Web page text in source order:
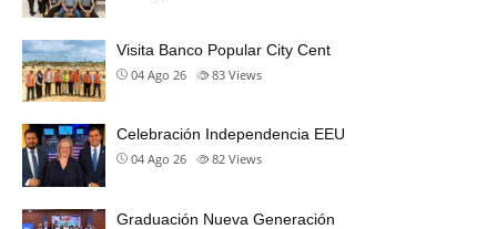
Visita Banco Popular City Cent
04 Ago 26 83 Views
Celebración Independencia EEU
04 Ago 26 82 Views
Graduación Nueva Generación